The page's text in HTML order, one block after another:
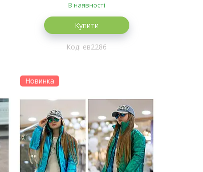
В наявності
Купити
ев2286
Новинка